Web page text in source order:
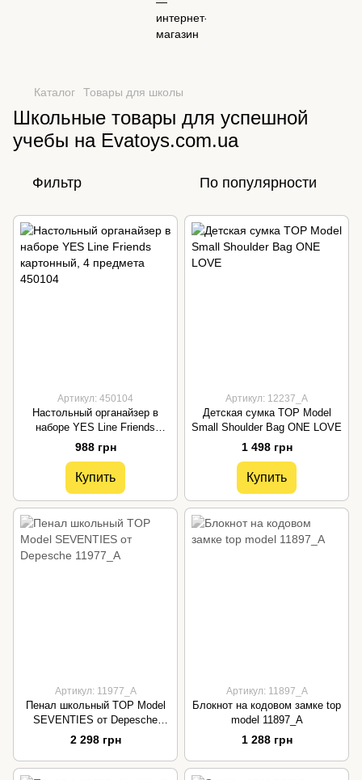
Каталог Товары для школы
Школьные товары для успешной
учебы на Evatoys.com.ua
Фильтр По популярности
Артикул: 450104
Настольный органайзер в
наборе YES Line Friends
картонный, 4 предмета 450104
988 грн
Купить
Артикул: 12237_А
Детская сумка TOP Model
Small Shoulder Bag ONE LOVE
1 498 грн
Купить
Артикул: 11977_A
Пенал школьный TOP Model
SEVENTIES от Depesche
11977_A
2 298 грн
Артикул: 11897_A
Блокнот на кодовом замке top
model 11897_A
1 288 грн